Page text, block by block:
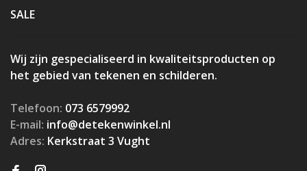
SALE
Wij zijn gespecialiseerd in kwaliteitsproducten op
het gebied van tekenen en schilderen.
Telefoon: 073 6579992
E-mail: info@detekenwinkel.nl
Adres: Kerkstraat 3 Vught